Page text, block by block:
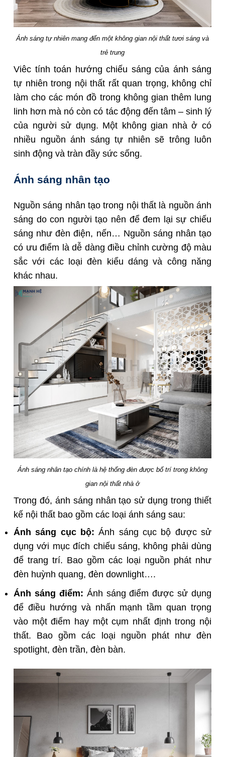
Ánh sáng tự nhiên mang đến một không gian nội thất tươi sáng và
trẻ trung
Viêc tính toán hướng chiếu sáng của ánh sáng
tự nhiên trong nội thất rất quan trọng, không chỉ
làm cho các món đồ trong không gian thêm lung
linh hơn mà nó còn có tác động đến tâm – sinh lý
của người sử dụng. Một không gian nhà ở có
nhiều nguồn ánh sáng tự nhiên sẽ trông luôn
sinh động và tràn đầy sức sống.
Ánh sáng nhân tạo
Nguồn sáng nhân tạo trong nội thất là nguồn ánh
sáng do con người tạo nên để đem lại sự chiếu
sáng như đèn điện, nến… Nguồn sáng nhân tạo
có ưu điểm là dễ dàng điều chỉnh cường độ màu
sắc với các loại đèn kiểu dáng và công năng
khác nhau.
Ánh sáng nhân tạo chính là hệ thống đèn được bố trí trong không
gian nội thất nhà ở
Trong đó, ánh sáng nhân tạo sử dụng trong thiết
kế nội thất bao gồm các loại ánh sáng sau:
Ánh sáng cục bộ:Ánh sáng cục bộ được sử
dụng với mục đích chiếu sáng, không phải dùng
để trang trí. Bao gồm các loại nguồn phát như
đèn huỳnh quang, đèn downlight….
Ánh sáng điểm: Ánh sáng điểm được sử dụng
để điều hướng và nhấn mạnh tầm quan trọng
vào một điểm hay một cụm nhất định trong nội
thất. Bao gồm các loại nguồn phát như đèn
spotlight, đèn trần, đèn bàn.